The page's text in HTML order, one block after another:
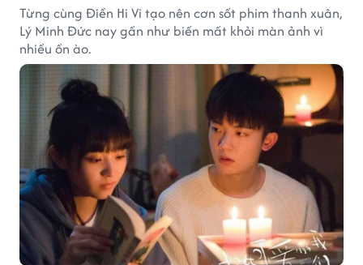
Từng cùng Điền Hi Vi tạo nên cơn sốt phim thanh xuân,
Lý Minh Đức nay gần như biến mất khỏi màn ảnh vì
nhiều ồn ào.